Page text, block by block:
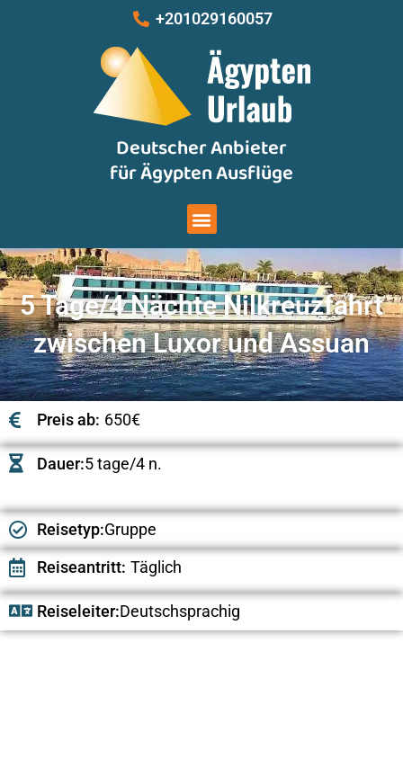
+201029160057
Deutscher Anbieter
für Ägypten Ausflüge
Menu
5 Tage/4 Nächte Nilkreuzfahrt
zwischen Luxor und Assuan
Preis ab: 650€
Dauer:5 tage/4 n.
Reisetyp:Gruppe
Reiseantritt: Täglich
Reiseleiter:Deutschsprachig